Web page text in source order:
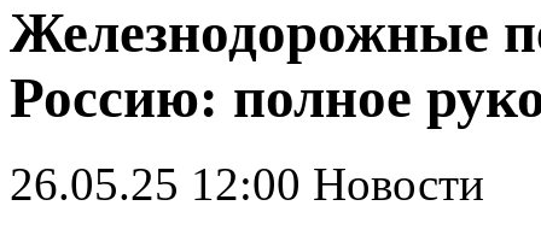
Железнодорожные
Россию: полное
26.05.25 12:00 Новости